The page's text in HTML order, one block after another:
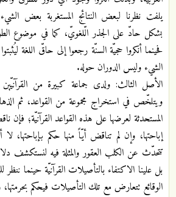
يلفت نظرنا لبعض النتائج المستغربة بعض
بشكل حادّ على الجذر الّلغويّ، كما في موضوع
فحينما أنكروا حجيّة السنّة رجعوا إلى حاقّ اللغة
الشيء وليس الدوران حوله.
الأصل الثالث: ولدى جماعة كبيرة من
ويتلخّص في استخراج مجموعة من القواعد، ثم
المستحدثة لعرضها على هذه القواعد القرآنيّة؛
إباحتها، وإن لم تناقض أيّاً منها حكم بإباحتها،
تتحدّث عن الكلب العقور والمثلة فيه لنستكشف
بل علينا الاكتفاء بالتأصيلات القرآنيّة حينما
الوقائع تتعارض مع تلك التأصيلات فيحكم